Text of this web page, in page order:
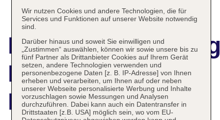
Lynnaya Urban
River Resort And
Wir nutzen Cookies und andere Technologien, die für
Services und Funktionen auf unserer Website notwendig
sind.
Darüber hinaus und soweit Sie einwilligen und
„Zustimmen“ auswählen, können wir sowie unsere bis zu
fünf Partner als Drittanbieter Cookies auf Ihrem Gerät
setzen, andere Technologien verwenden und
personenbezogene Daten [z. B. IP-Adresse] von Ihnen
erheben und verarbeiten, um Ihnen auf oder neben
unserer Webseite personalisierte Werbung und Inhalte
vorzuschlagen sowie Messungen und Analysen
durchzuführen. Dabei kann auch ein Datentransfer in
Drittstaaten [z.B. USA] möglich sein, wo vom EU-